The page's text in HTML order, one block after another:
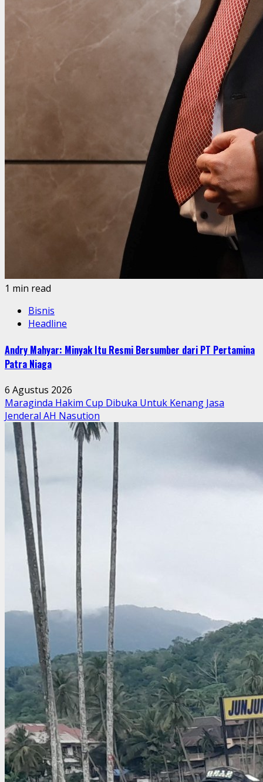
1 min read
Bisnis
Headline
Andry Mahyar: Minyak Itu Resmi Bersumber dari PT Pertamina
Patra Niaga
6 Agustus 2026
Maraginda Hakim Cup Dibuka Untuk Kenang Jasa
Jenderal AH Nasution